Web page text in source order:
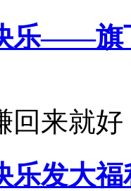
乐——旗
回来就
乐发大